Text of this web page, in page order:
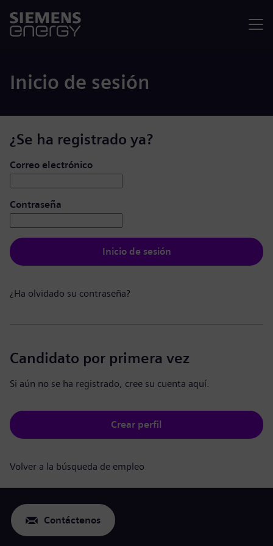
Inicio de sesión
¿Se ha registrado ya?
Iniciar de sesión: usuario y contraseña
Correo electrónico
Contraseña
Inicio de sesión
¿Ha olvidado su contraseña?
Candidato por primera vez
Si aún no se ha registrado, cree su cuenta aquí.
Crear perfil
Volver a la búsqueda de empleo
Contáctenos